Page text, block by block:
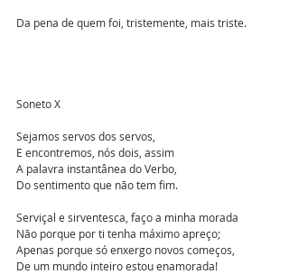
Da pena de quem foi, tristemente, mais triste.
Soneto X
Sejamos servos dos servos,
E encontremos, nós dois, assim
A palavra instantânea do Verbo,
Do sentimento que não tem fim.
Serviçal e sirventesca, faço a minha morada
Não porque por ti tenha máximo apreço;
Apenas porque só enxergo novos começos,
De um mundo inteiro estou enamorada!